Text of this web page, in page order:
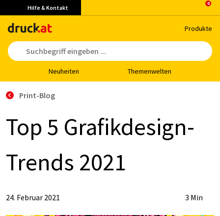
Hilfe & Kontakt
Pro­duk­te
Neu­hei­ten The­men­wel­ten
Print-Blog
Top 5 Gra­fik­de­sign-
Trends 2021
24. Februar 2021 3 Min